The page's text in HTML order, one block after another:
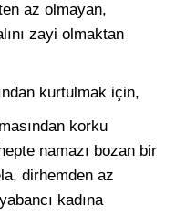
az olmayan,
zayi olmaktan
kurtulmak için,
korku
namazı bozan bir
dirhemden az
kadına